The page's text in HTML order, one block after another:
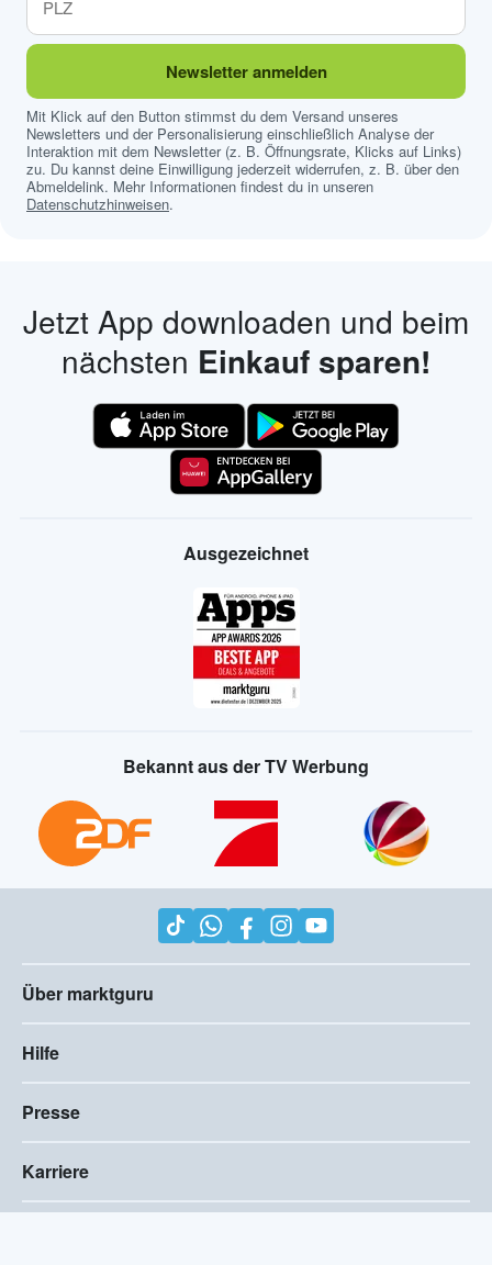
Newsletter anmelden
Mit Klick auf den Button stimmst du dem Versand unseres
Newsletters und der Personalisierung einschließlich Analyse der
Interaktion mit dem Newsletter (z. B. Öffnungsrate, Klicks auf Links)
zu. Du kannst deine Einwilligung jederzeit widerrufen, z. B. über den
Abmeldelink. Mehr Informationen findest du in unseren
Datenschutzhinweisen.
Jetzt App downloaden und beim
nächsten Einkauf sparen!
Ausgezeichnet
Bekannt aus der TV Werbung
Über marktguru
Hilfe
Presse
Karriere